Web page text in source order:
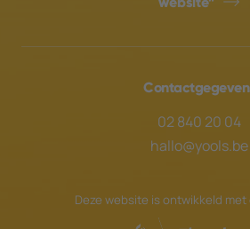
02 840 20 04
hallo@yools.be
Deze website is ontwikkeld